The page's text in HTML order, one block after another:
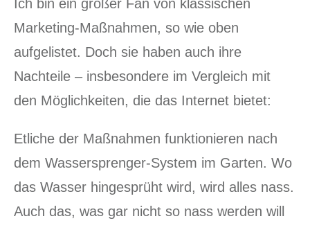
Ich bin ein großer Fan von klassischen
Marketing-Maßnahmen, so wie oben
aufgelistet. Doch sie haben auch ihre
Nachteile – insbesondere im Vergleich mit
den Möglichkeiten, die das Internet bietet:
Etliche der Maßnahmen funktionieren nach
dem Wassersprenger-System im Garten. Wo
das Wasser hingesprüht wird, wird alles nass.
Auch das, was gar nicht so nass werden will